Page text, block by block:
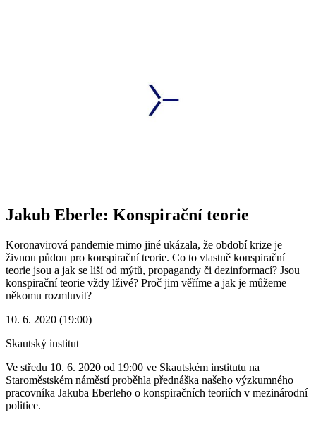
Jakub Eberle: Konspirační teorie
Koronavirová pandemie mimo jiné ukázala, že období krize je
živnou půdou pro konspirační teorie. Co to vlastně konspirační
teorie jsou a jak se liší od mýtů, propagandy či dezinformací? Jsou
konspirační teorie vždy lživé? Proč jim věříme a jak je můžeme
někomu rozmluvit?
10. 6. 2020 (19:00)
Skautský institut
Ve středu 10. 6. 2020 od 19:00 ve Skautském institutu na
Staroměstském náměstí proběhla přednáška našeho výzkumného
pracovníka Jakuba Eberleho o konspiračních teoriích v mezinárodní
politice.